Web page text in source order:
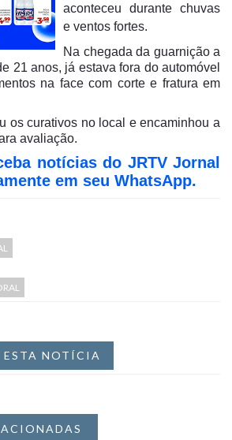
aconteceu durante chuvas
e ventos fortes.
Na chegada da guarnição a
21 anos, já estava fora do automóvel
na face com corte e fratura em
os curativos no local e encaminhou a
avaliação.
notícias do JRTV Jornal
em seu WhatsApp.
ESTA NOTÍCIA